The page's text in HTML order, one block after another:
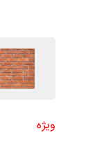
ویژه